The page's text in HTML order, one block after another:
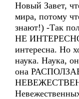
Новый Завет,
мира, потому
знают!) -Так
НЕ
интересна. Но
наука. Наука,
она